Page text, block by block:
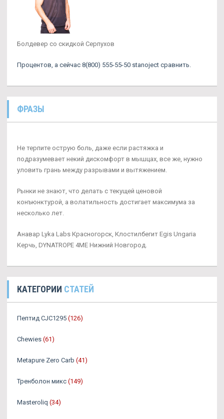
Болдевер со скидкой Серпухов
Процентов, а сейчас 8(800) 555-55-50 stanoject сравнить.
ФРАЗЫ
Не терпите острую боль, даже если растяжка и
подразумевает некий дискомфорт в мышцах, все же, нужно
уловить грань между разрывами и вытяжением.
Рынки не знают, что делать с текущей ценовой
конъюнктурой, а волатильность достигает максимума за
несколько лет.
Анавар Lyka Labs Красногорск, Клостилбегит Egis Ungaria
Керчь, DYNATROPE 4ME Нижний Новгород.
КАТЕГОРИИ СТАТЕЙ
Пептид CJC1295 (126)
Chewies (61)
Metapure Zero Carb (41)
Тренболон микс (149)
Masteroliq (34)